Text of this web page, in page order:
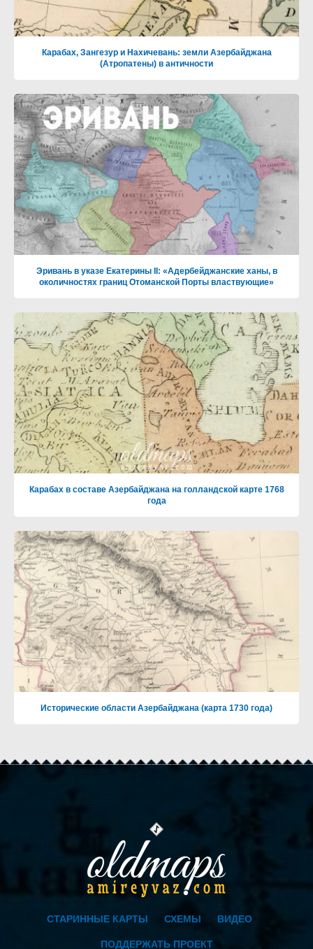
Карабах, Зангезур и Нахичевань: земли Азербайджана
(Атропатены) в античности
Эривань в указе Екатерины II: «Адербейджанские ханы, в
околичностях границ Отоманской Порты властвующие»
Карабах в составе Азербайджана на голландской карте 1768
года
Исторические области Азербайджана (карта 1730 года)
СТАРИННЫЕ КАРТЫ СХЕМЫ ВИДЕО
ПОДДЕРЖАТЬ ПРОЕКТ